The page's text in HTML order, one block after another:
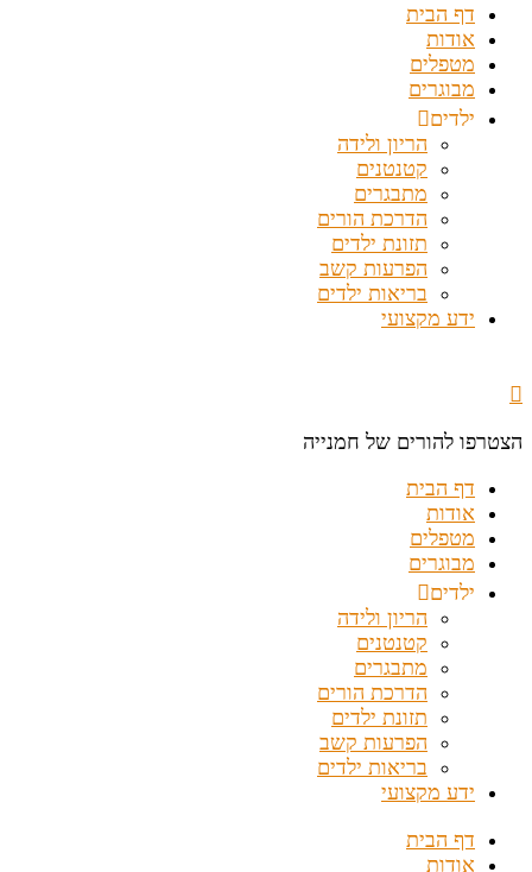
דף הבית
אודות
מטפלים
מבוגרים
ילדים
הריון ולידה
קטנטנים
מתבגרים
הדרכת הורים
תזונת ילדים
הפרעות קשב
בריאות ילדים
ידע מקצועי
הצטרפו להורים של חמנייה
דף הבית
אודות
מטפלים
מבוגרים
ילדים
הריון ולידה
קטנטנים
מתבגרים
הדרכת הורים
תזונת ילדים
הפרעות קשב
בריאות ילדים
ידע מקצועי
דף הבית
אודות